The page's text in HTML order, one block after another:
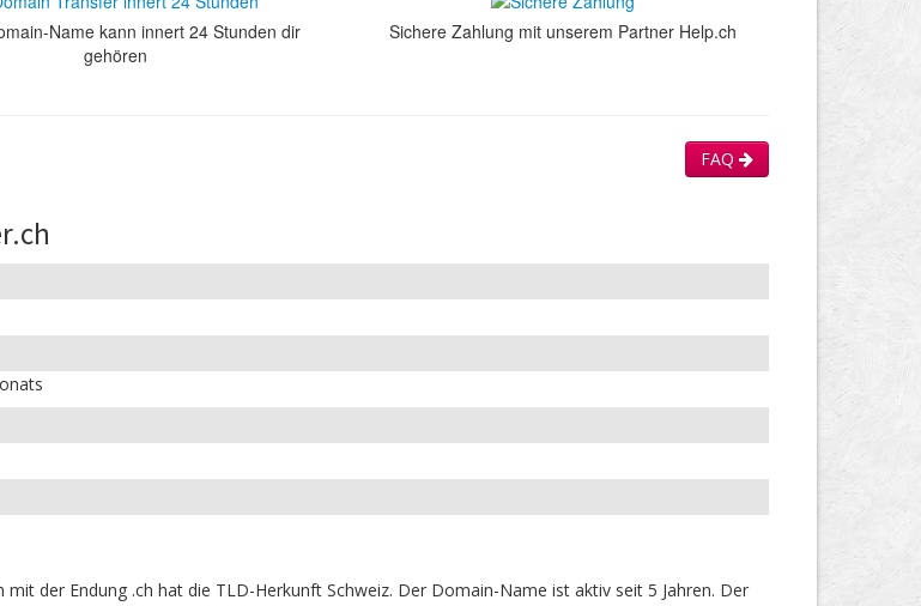
Name kann innert 24 Stunden dir
gehören
Sichere Zahlung mit unserem Partner Help.ch
FAQ
der Endung .ch hat die TLD-Herkunft Schweiz. Der Domain-Name ist aktiv seit 5 Jahren. Der